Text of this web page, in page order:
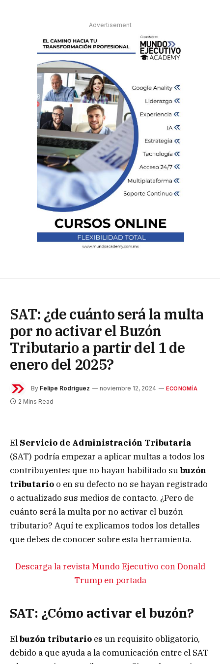
Advertisement
SAT: ¿de cuánto será la multa
por no activar el Buzón
Tributario a partir del 1 de
enero del 2025?
By Felipe Rodríguez noviembre 12, 2024 ECONOMÍA
2 Mins Read
El Servicio de Administración Tributaria
(SAT) podría empezar a aplicar multas a todos los
contribuyentes que no hayan habilitado subuzón
tributario o en su defecto no se hayan registrado
o actualizado sus medios de contacto. ¿Pero de
cuánto será la multa por no activar el buzón
tributario? Aquí te explicamos todos los detalles
que debes de conocer sobre esta herramienta.
Descarga la revista Mundo Ejecutivo con Donald
Trump en portada
SAT: ¿Cómo activar el buzón?
Elbuzón tributario es un requisito obligatorio,
debido a que ayuda a la comunicación entre el SAT